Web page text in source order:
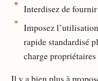
Interdisez de
Imposez
rapide standardisé
charge propriétaires